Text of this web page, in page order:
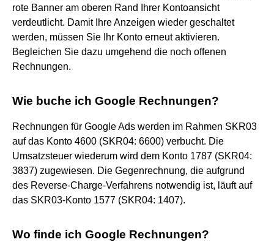
rote Banner am oberen Rand Ihrer Kontoansicht
verdeutlicht. Damit Ihre Anzeigen wieder geschaltet
werden, müssen Sie Ihr Konto erneut aktivieren.
Begleichen Sie dazu umgehend die noch offenen
Rechnungen.
Wie buche ich Google Rechnungen?
Rechnungen für Google Ads werden im Rahmen SKR03
auf das Konto 4600 (SKR04: 6600) verbucht. Die
Umsatzsteuer wiederum wird dem Konto 1787 (SKR04:
3837) zugewiesen. Die Gegenrechnung, die aufgrund
des Reverse-Charge-Verfahrens notwendig ist, läuft auf
das SKR03-Konto 1577 (SKR04: 1407).
Wo finde ich Google Rechnungen?